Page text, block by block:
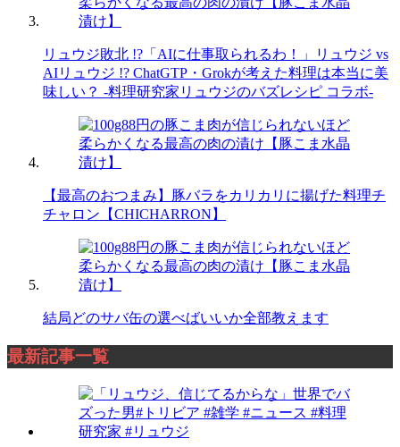
リュウジ敗北 !?「AIに仕事取られるわ！」リュウジ vs
AIリュウジ !? ChatGTP・Grokが考えた料理は本当に美
味しい？ -料理研究家リュウジのバズレシピ コラボ-
【最高のおつまみ】豚バラをカリカリに揚げた料理チ
チャロン【CHICHARRON】
結局どのサバ缶の選べばいいか全部教えます
最新記事一覧